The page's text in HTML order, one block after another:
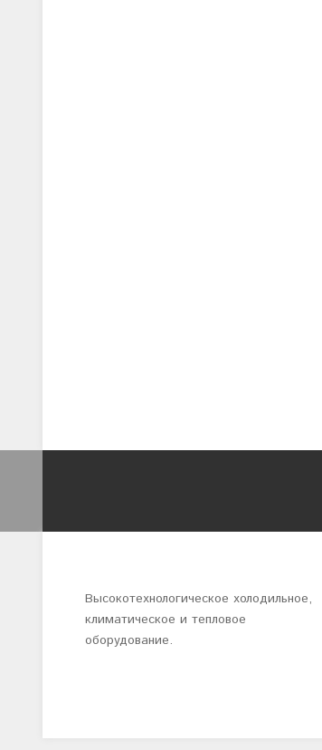
Высокотехнологическое холодильное,
климатическое и тепловое
оборудование.